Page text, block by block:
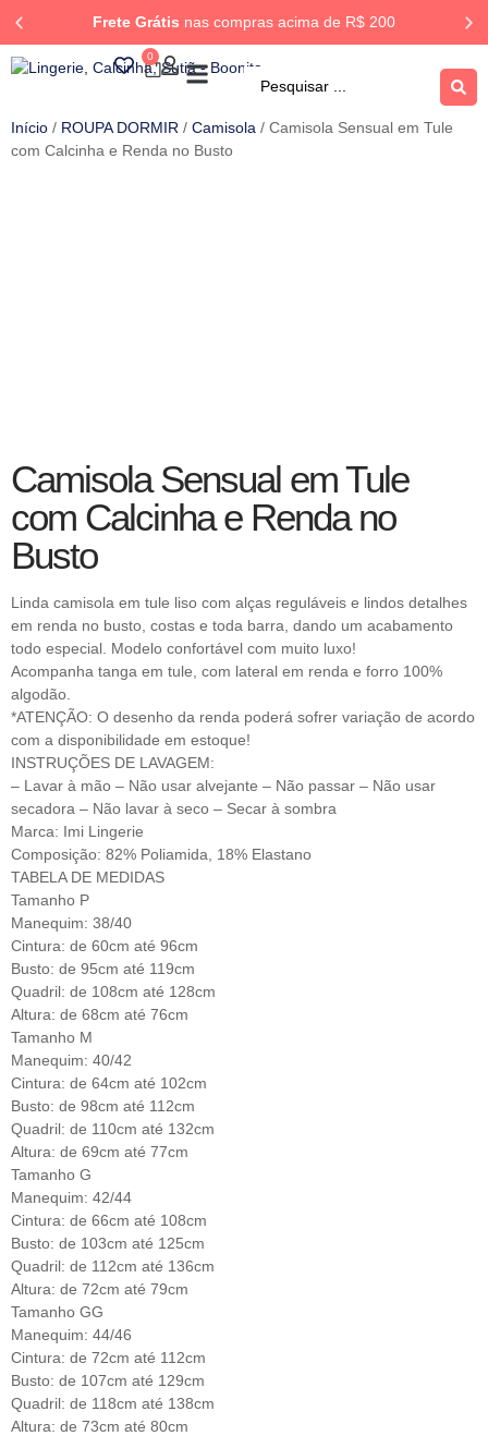
Frete Grátis nas compras acima de R$ 200
0
Início / ROUPA DORMIR / Camisola / Camisola Sensual em Tule
com Calcinha e Renda no Busto
Camisola Sensual em Tule
com Calcinha e Renda no
Busto
Linda camisola em tule liso com alças reguláveis e lindos detalhes
em renda no busto, costas e toda barra, dando um acabamento
todo especial. Modelo confortável com muito luxo!
Acompanha tanga em tule, com lateral em renda e forro 100%
algodão.
*ATENÇÃO: O desenho da renda poderá sofrer variação de acordo
com a disponibilidade em estoque!
INSTRUÇÕES DE LAVAGEM:
– Lavar à mão – Não usar alvejante – Não passar – Não usar
secadora – Não lavar à seco – Secar à sombra
Marca: Imi Lingerie
Composição: 82% Poliamida, 18% Elastano
TABELA DE MEDIDAS
Tamanho P
Manequim: 38/40
Cintura: de 60cm até 96cm
Busto: de 95cm até 119cm
Quadril: de 108cm até 128cm
Altura: de 68cm até 76cm
Tamanho M
Manequim: 40/42
Cintura: de 64cm até 102cm
Busto: de 98cm até 112cm
Quadril: de 110cm até 132cm
Altura: de 69cm até 77cm
Tamanho G
Manequim: 42/44
Cintura: de 66cm até 108cm
Busto: de 103cm até 125cm
Quadril: de 112cm até 136cm
Altura: de 72cm até 79cm
Tamanho GG
Manequim: 44/46
Cintura: de 72cm até 112cm
Busto: de 107cm até 129cm
Quadril: de 118cm até 138cm
Altura: de 73cm até 80cm